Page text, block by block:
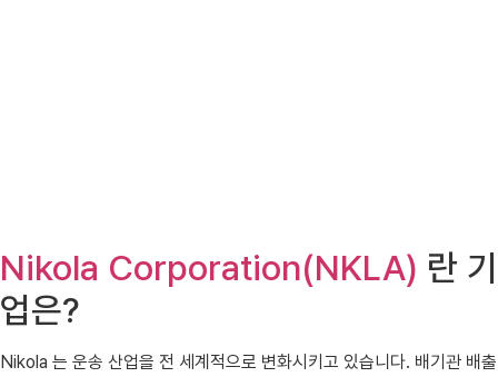
Nikola Corporation(NKLA) 란 기
업은?
Nikola 는 운송 산업을 전 세계적으로 변화시키고 있습니다. 배기관 배출